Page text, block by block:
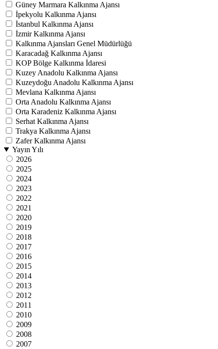
Güney Marmara Kalkınma Ajansı
İpekyolu Kalkınma Ajansı
İstanbul Kalkınma Ajansı
İzmir Kalkınma Ajansı
Kalkınma Ajansları Genel Müdürlüğü
Karacadağ Kalkınma Ajansı
KOP Bölge Kalkınma İdaresi
Kuzey Anadolu Kalkınma Ajansı
Kuzeydoğu Anadolu Kalkınma Ajansı
Mevlana Kalkınma Ajansı
Orta Anadolu Kalkınma Ajansı
Orta Karadeniz Kalkınma Ajansı
Serhat Kalkınma Ajansı
Trakya Kalkınma Ajansı
Zafer Kalkınma Ajansı
Yayın Yılı
2026
2025
2024
2023
2022
2021
2020
2019
2018
2017
2016
2015
2014
2013
2012
2011
2010
2009
2008
2007